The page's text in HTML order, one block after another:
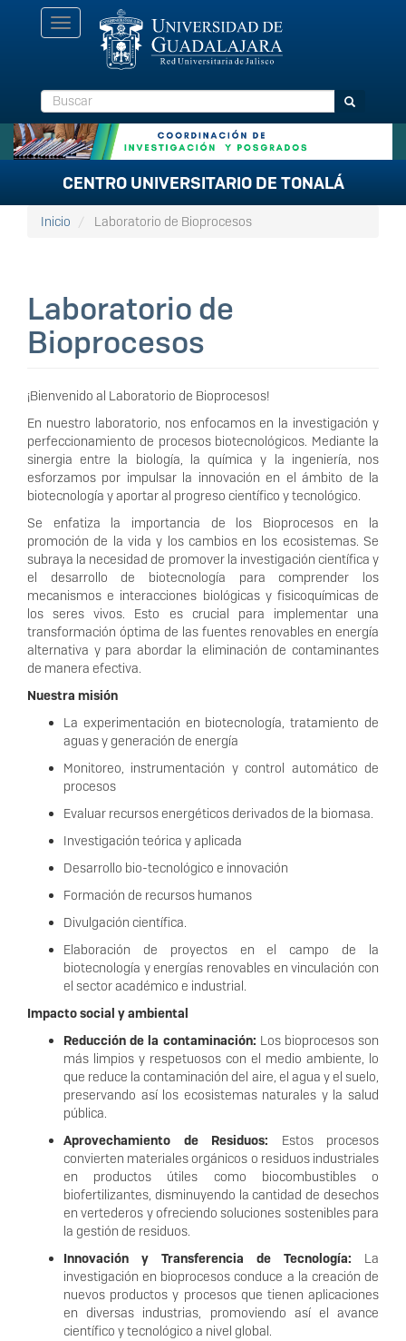
Toggle
navigation
Buscar Buscar
CENTRO UNIVERSITARIO DE TONALÁ
Inicio Laboratorio de Bioprocesos
Laboratorio de
Bioprocesos
¡Bienvenido al Laboratorio de Bioprocesos!
En nuestro laboratorio, nos enfocamos en la investigación y
perfeccionamiento de procesos biotecnológicos. Mediante la
sinergia entre la biología, la química y la ingeniería, nos
esforzamos por impulsar la innovación en el ámbito de la
biotecnología y aportar al progreso científico y tecnológico.
Se enfatiza la importancia de los Bioprocesos en la
promoción de la vida y los cambios en los ecosistemas. Se
subraya la necesidad de promover la investigación científica y
el desarrollo de biotecnología para comprender los
mecanismos e interacciones biológicas y fisicoquímicas de
los seres vivos. Esto es crucial para implementar una
transformación óptima de las fuentes renovables en energía
alternativa y para abordar la eliminación de contaminantes
de manera efectiva.
Nuestra misión
La experimentación en biotecnología, tratamiento de
aguas y generación de energía
Monitoreo, instrumentación y control automático de
procesos
Evaluar recursos energéticos derivados de la biomasa.
Investigación teórica y aplicada
Desarrollo bio-tecnológico e innovación
Formación de recursos humanos
Divulgación científica.
Elaboración de proyectos en el campo de la
biotecnología y energías renovables en vinculación con
el sector académico e industrial.
Impacto social y ambiental
Reducción de la contaminación: Los bioprocesos son
más limpios y respetuosos con el medio ambiente, lo
que reduce la contaminación del aire, el agua y el suelo,
preservando así los ecosistemas naturales y la salud
pública.
Aprovechamiento de Residuos: Estos procesos
convierten materiales orgánicos o residuos industriales
en productos útiles como biocombustibles o
biofertilizantes, disminuyendo la cantidad de desechos
en vertederos y ofreciendo soluciones sostenibles para
la gestión de residuos.
Innovación y Transferencia de Tecnología: La
investigación en bioprocesos conduce a la creación de
nuevos productos y procesos que tienen aplicaciones
en diversas industrias, promoviendo así el avance
científico y tecnológico a nivel global.